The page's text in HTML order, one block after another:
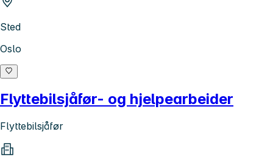
Sted
Oslo
Flyttebilsjåfør- og hjelpearbeider
Flyttebilsjåfør